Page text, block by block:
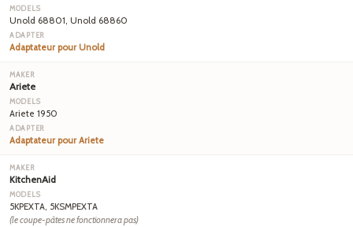
Unold 68801, Unold 68860
Adaptateur pour Unold
Ariete
Ariete 1950
Adaptateur pour Ariete
KitchenAid
5KPEXTA, 5KSMPEXTA
(le coupe-pâtes ne fonctionnera pas)